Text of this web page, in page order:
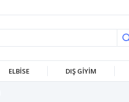
ELBİSE DIŞ GİYİM